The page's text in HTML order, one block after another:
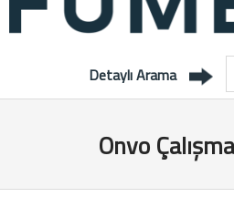
Detaylı Arama
Onvo